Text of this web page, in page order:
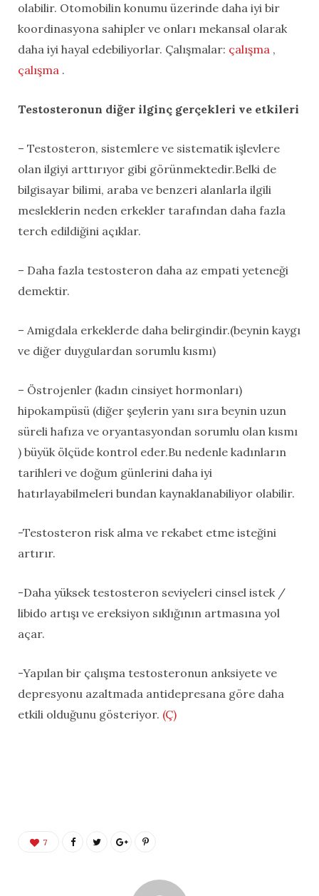
olabilir. Otomobilin konumu üzerinde daha iyi bir
koordinasyona sahipler ve onları mekansal olarak
daha iyi hayal edebiliyorlar. Çalışmalar: çalışma ,
çalışma .
Testosteronun diğer ilginç gerçekleri ve etkileri
– Testosteron, sistemlere ve sistematik işlevlere
olan ilgiyi arttırıyor gibi görünmektedir.Belki de
bilgisayar bilimi, araba ve benzeri alanlarla ilgili
mesleklerin neden erkekler tarafından daha fazla
terch edildiğini açıklar.
– Daha fazla testosteron daha az empati yeteneği
demektir.
– Amigdala erkeklerde daha belirgindir.(beynin kaygı
ve diğer duygulardan sorumlu kısmı)
– Östrojenler (kadın cinsiyet hormonları)
hipokampüsü (diğer şeylerin yanı sıra beynin uzun
süreli hafıza ve oryantasyondan sorumlu olan kısmı
) büyük ölçüde kontrol eder.Bu nedenle kadınların
tarihleri ​​ve doğum günlerini daha iyi
hatırlayabilmeleri bundan kaynaklanabiliyor olabilir.
-Testosteron risk alma ve rekabet etme isteğini
artırır.
-Daha yüksek testosteron seviyeleri cinsel istek /
libido artışı ve ereksiyon sıklığının artmasına yol
açar.
-Yapılan bir çalışma testosteronun anksiyete ve
depresyonu azaltmada antidepresana göre daha
etkili olduğunu gösteriyor. (Ç)
7